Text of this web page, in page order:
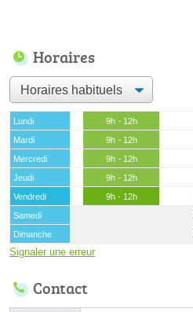
Horaires
Lundi 9h - 12h
Mardi
9h - 12h
Mercredi
9h - 12h
Jeudi
9h - 12h
Vendredi
9h - 12h
Samedi
Dimanche
Signaler une erreur
Contact